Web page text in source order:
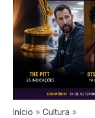
Início
Cultura